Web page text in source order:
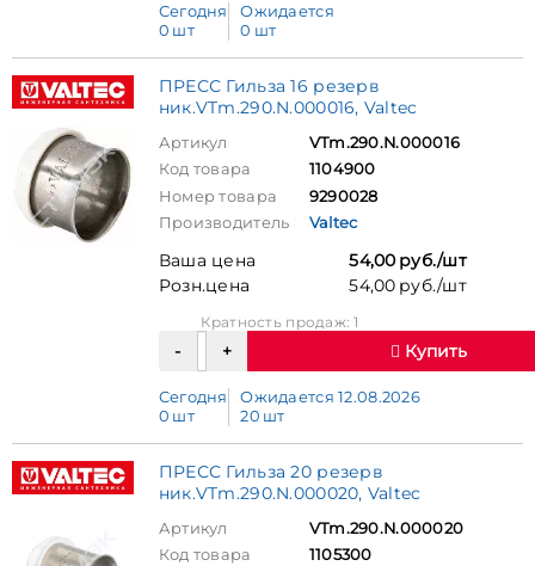
Сегодня
0 шт
Ожидается
0 шт
ПРЕСС Гильза 16 резерв
ник.VTm.290.N.000016, Valtec
Артикул
VTm.290.N.000016
Код товара
1104900
Номер товара
9290028
Производитель
Valtec
Ваша цена
54,00 руб./шт
Розн.цена
54,00 руб./шт
Кратность продаж: 1
Купить
Сегодня
0 шт
Ожидается 12.08.2026
20 шт
ПРЕСС Гильза 20 резерв
ник.VTm.290.N.000020, Valtec
Артикул
VTm.290.N.000020
Код товара
1105300